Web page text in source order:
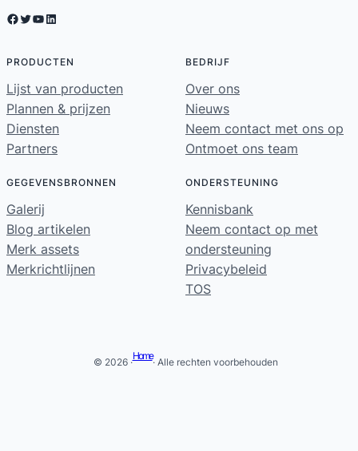
Facebook Twitter YouTube LinkedIn
PRODUCTEN
Lijst van producten
Plannen & prijzen
Diensten
Partners
BEDRIJF
Over ons
Nieuws
Neem contact met ons op
Ontmoet ons team
GEGEVENSBRONNEN
Galerij
Blog artikelen
Merk assets
Merkrichtlijnen
ONDERSTEUNING
Kennisbank
Neem contact op met
ondersteuning
Privacybeleid
TOS
© 2026 ·
Home
· Alle rechten voorbehouden